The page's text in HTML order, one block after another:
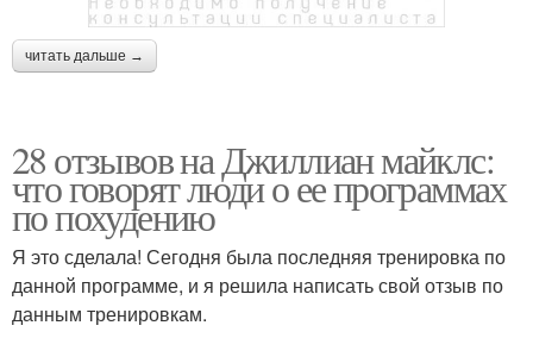
читать дальше →
28 отзывов на Джиллиан майклс:
что говорят люди о ее программах
по похудению
Я это сделала! Сегодня была последняя тренировка по
данной программе, и я решила написать свой отзыв по
данным тренировкам.